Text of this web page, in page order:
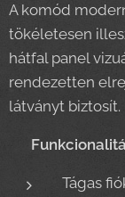
A komód
tökéletesen
hátfal panel
rendezetten
látványt biztosít.
Tágas